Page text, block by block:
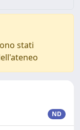
stati
ND